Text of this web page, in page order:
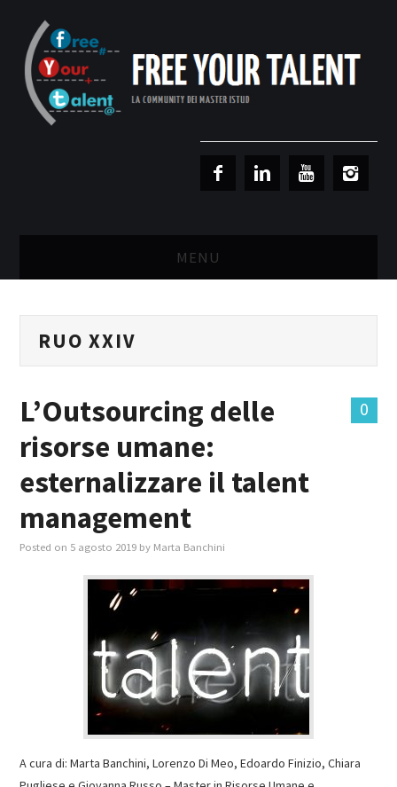
MENU
MASTER MARKETING & RETAIL
MASTER IN FOOD & BEVERAGE
GIURISTI IN AZIENDA
TUTTI
RUO XXIV
0
L’Outsourcing delle
risorse umane:
esternalizzare il talent
management
Posted on 5 agosto 2019 by Marta Banchini
A cura di: Marta Banchini, Lorenzo Di Meo, Edoardo Finizio, Chiara